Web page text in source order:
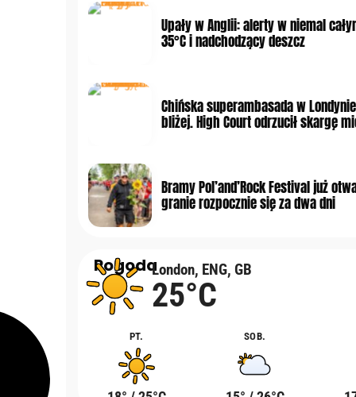
Upały w Anglii: alerty w niemal
35°C i nadchodzący deszcz
Chińska superambasada w
bliżej. High Court odrzucił skargę
Bramy Pol’and’Rock Festival już
granie rozpocznie się za dwa dni
PogodaLondon, ENG, GB
25°C
PT. SOB.